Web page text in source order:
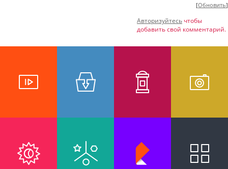
[Обновить]
Авторизуйтесь чтобы
добавить свой комментарий.